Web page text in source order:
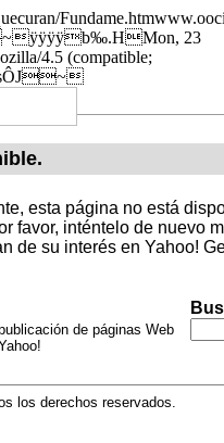
23
4.5 (compatible;
esta página no está
favor, inténtelo de nuevo
de su interés en Yahoo!
de páginas Web
los derechos reservados.